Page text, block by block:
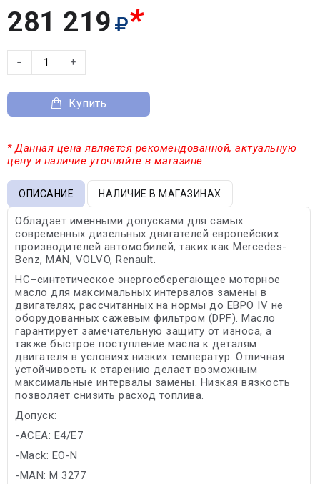
281 219 *
− +
Купить
* Данная цена является рекомендованной, актуальную
цену и наличие уточняйте в магазине.
ОПИСАНИЕ НАЛИЧИЕ В МАГАЗИНАХ
Обладает именными допусками для самых
современных дизельных двигателей европейских
производителей автомобилей, таких как Mercedes-
Benz, MAN, VOLVO, Renault.
HC–синтетическое энергосберегающее моторное
масло для максимальных интервалов замены в
двигателях, рассчитанных на нормы до ЕВРО IV не
оборудованных сажевым фильтром (DPF). Масло
гарантирует замечательную защиту от износа, а
также быстрое поступление масла к деталям
двигателя в условиях низких температур. Отличная
устойчивость к старению делает возможным
максимальные интервалы замены. Низкая вязкость
позволяет снизить расход топлива.
Допуск:
-ACEA: E4/E7
-Mack: EO-N
-MAN: M 3277